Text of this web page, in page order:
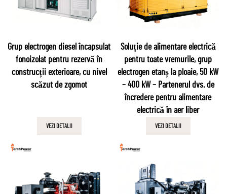
Grup electrogen diesel încapsulat
fonoizolat pentru rezervă în
construcții exterioare, cu nivel
scăzut de zgomot
VEZI DETALII
Soluție de alimentare electrică
pentru toate vremurile, grup
electrogen etanș la ploaie, 50 kW
– 400 kW – Partenerul dvs. de
încredere pentru alimentare
electrică în aer liber
VEZI DETALII